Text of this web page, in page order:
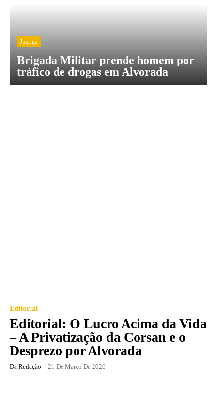
Justiça
Brigada Militar prende homem por
tráfico de drogas em Alvorada
Editorial
Editorial: O Lucro Acima da Vida
– A Privatização da Corsan e o
Desprezo por Alvorada
Da Redação - 21 De Março De 2026